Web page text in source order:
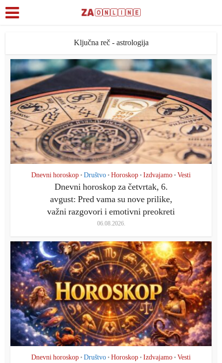
Ključna reč - astrologija
Dnevni horoskop • Društvo • Horoskop • Izdvajamo • Vesti
Dnevni horoskop za četvrtak, 6.
avgust: Pred vama su nove prilike,
važni razgovori i emotivni preokreti
06.08.2026.
Dnevni horoskop • Društvo • Horoskop • Izdvajamo • Vesti